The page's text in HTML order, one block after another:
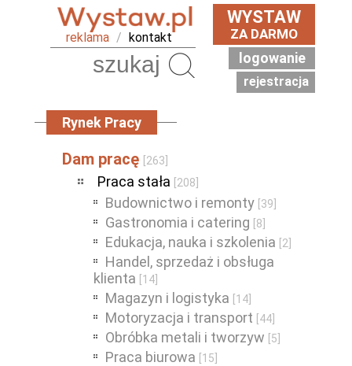
reklama / kontakt
WYSTAW
ZA DARMO
logowanie
rejestracja
Rynek Pracy
Dam pracę [263]
Praca stała [208]
Budownictwo i remonty [39]
Gastronomia i catering [8]
Edukacja, nauka i szkolenia [2]
Handel, sprzedaż i obsługa
klienta
[14]
Magazyn i logistyka [14]
Motoryzacja i transport [44]
Obróbka metali i tworzyw [5]
Praca biurowa [15]